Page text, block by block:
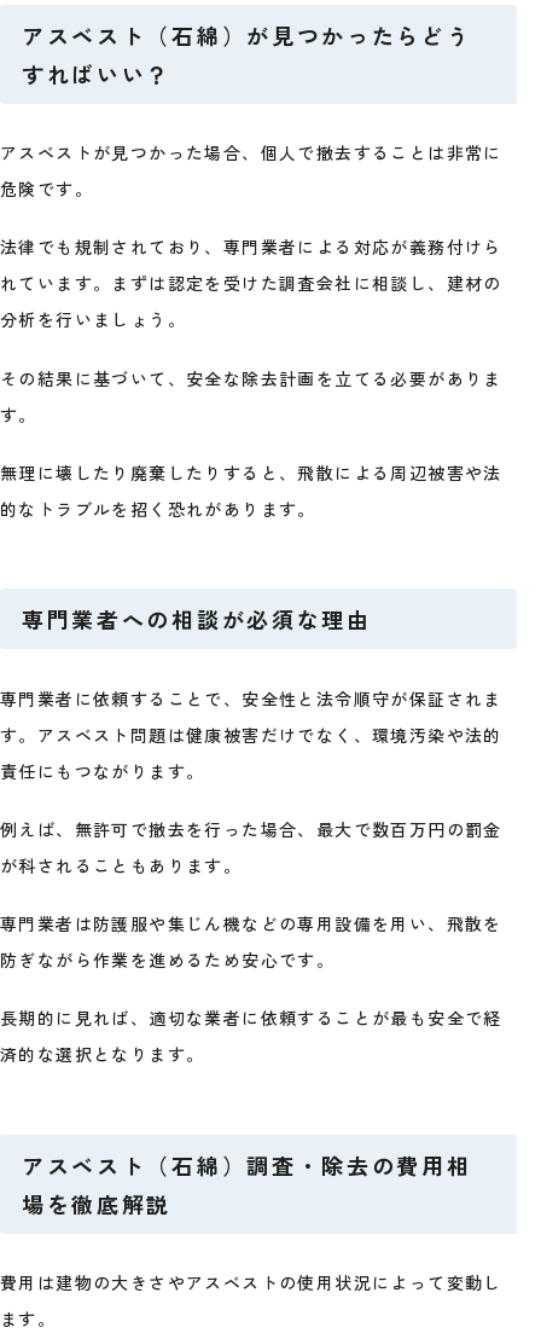
アスベスト（石綿）が見つかったらどう
すればいい？
アスベストが見つかった場合、個人で撤去することは非常に
危険です。
法律でも規制されており、専門業者による対応が義務付けら
れています。まずは認定を受けた調査会社に相談し、建材の
分析を行いましょう。
その結果に基づいて、安全な除去計画を立てる必要がありま
す。
無理に壊したり廃棄したりすると、飛散による周辺被害や法
的なトラブルを招く恐れがあります。
専門業者への相談が必須な理由
専門業者に依頼することで、安全性と法令順守が保証されま
す。アスベスト問題は健康被害だけでなく、環境汚染や法的
責任にもつながります。
例えば、無許可で撤去を行った場合、最大で数百万円の罰金
が科されることもあります。
専門業者は防護服や集じん機などの専用設備を用い、飛散を
防ぎながら作業を進めるため安心です。
長期的に見れば、適切な業者に依頼することが最も安全で経
済的な選択となります。
アスベスト（石綿）調査・除去の費用相
場を徹底解説
費用は建物の大きさやアスベストの使用状況によって変動し
ます。